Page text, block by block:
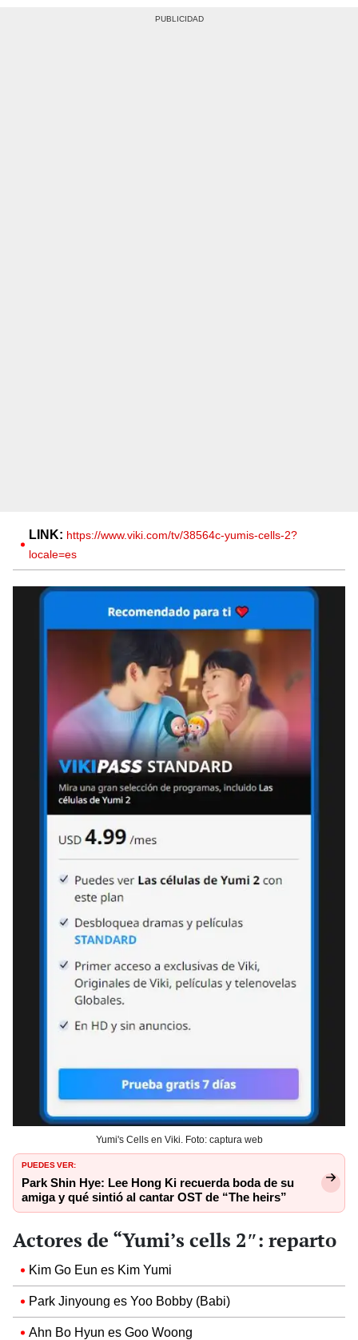
LINK: https://www.viki.com/tv/38564c-yumis-cells-2?
locale=es
Yumi's Cells en Viki. Foto: captura web
PUEDES VER:
Park Shin Hye: Lee Hong Ki recuerda boda de su
amiga y qué sintió al cantar OST de “The heirs”
Actores de “Yumi’s cells 2″: reparto
Kim Go Eun es Kim Yumi
Park Jinyoung es Yoo Bobby (Babi)
Ahn Bo Hyun es Goo Woong